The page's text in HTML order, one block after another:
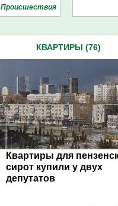
Проиcшествия
КВАРТИРЫ (76)
Квартиры для
сирот купили у двух
депутатов